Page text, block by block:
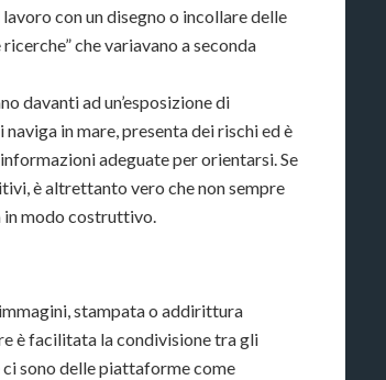
con un disegno o incollare delle
che variavano a seconda
davanti ad un’esposizione di
in mare, presenta dei rischi ed è
adeguate per orientarsi. Se
è altrettanto vero che non sempre
modo costruttivo.
stampata o addirittura
è facilitata la condivisione tra gli
sono delle piattaforme come